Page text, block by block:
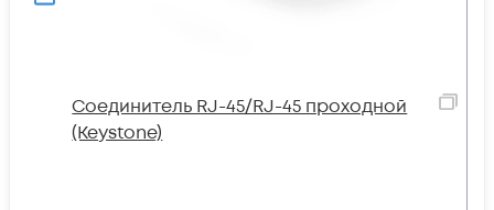
Соединитель RJ-45/RJ-45 проходной
(Keystone)